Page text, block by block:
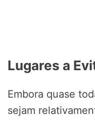
Lugares a
Embora quase
sejam